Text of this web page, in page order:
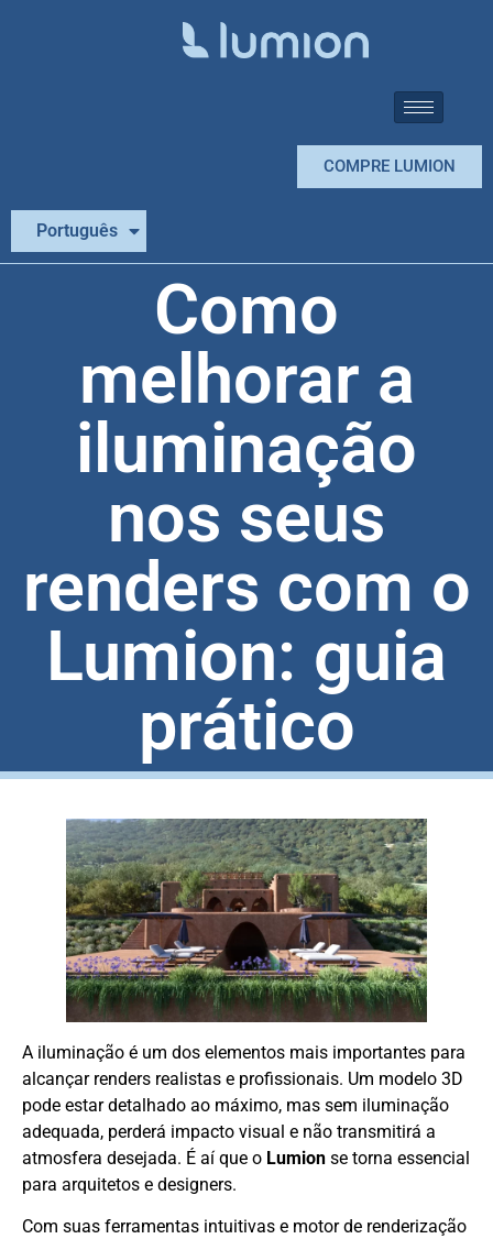
COMPRE LUMION
Português
English
Como
melhorar a
iluminação
nos seus
renders com o
Lumion: guia
prático
A iluminação é um dos elementos mais importantes para
alcançar renders realistas e profissionais. Um modelo 3D
pode estar detalhado ao máximo, mas sem iluminação
adequada, perderá impacto visual e não transmitirá a
atmosfera desejada. É aí que o Lumion se torna essencial
para arquitetos e designers.
Com suas ferramentas intuitivas e motor de renderização